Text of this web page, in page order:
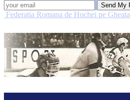
Federatia Romana de Hochei pe Gheata